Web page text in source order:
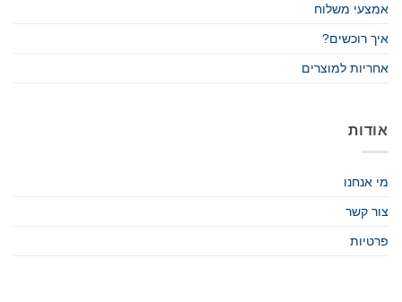
אמצעי משלוח
איך רוכשים?
אחריות למוצרים
אודות
מי אנחנו
צור קשר
פרטיות